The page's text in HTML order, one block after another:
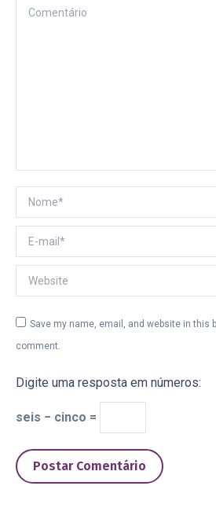
Comentário
Nome *
E-mail *
Website
Save my name, email, and website in this
comment.
Digite uma resposta em números:
seis − cinco =
Postar Comentário